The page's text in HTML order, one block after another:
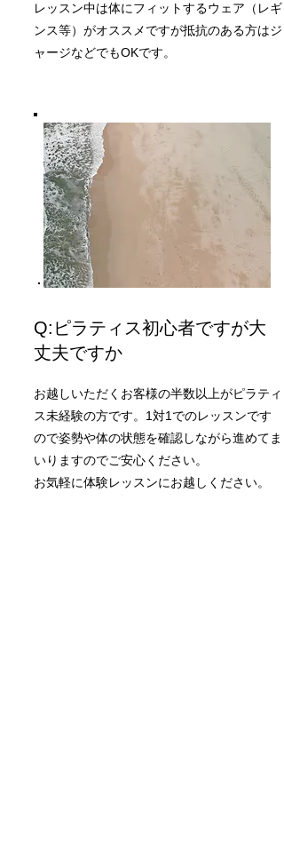
​レッスン中は体にフィットするウェア（レギ
ンス等）がオススメですが抵抗のある方はジ
ャージなどでもOKです。
​Q:ピラティス初心者ですが大
丈夫ですか
お越しいただくお客様の半数以上がピラティ
ス未経験の方です。1対1でのレッスンです
ので姿勢や体の状態を確認しながら進めてま
いりますのでご安心ください。
​お気軽に体験レッスンにお越しください。